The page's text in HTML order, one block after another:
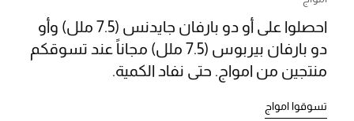
مكتشف العطور
المكياج
احصلوا على أو دو بارفان جايدنس (7.5 ملل) وأو
دو بارفان بيربوس (7.5 ملل) مجاناً عند تسوقكم
منتجين من امواج. حتى نفاد الكمية.
تسوقوا امواج